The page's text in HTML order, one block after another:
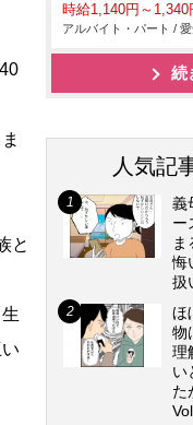
と
時給1,140円～1,340
アルバイト・パート /
続
人気記
義
ー
悔
扱
ほ
物
理
い
た